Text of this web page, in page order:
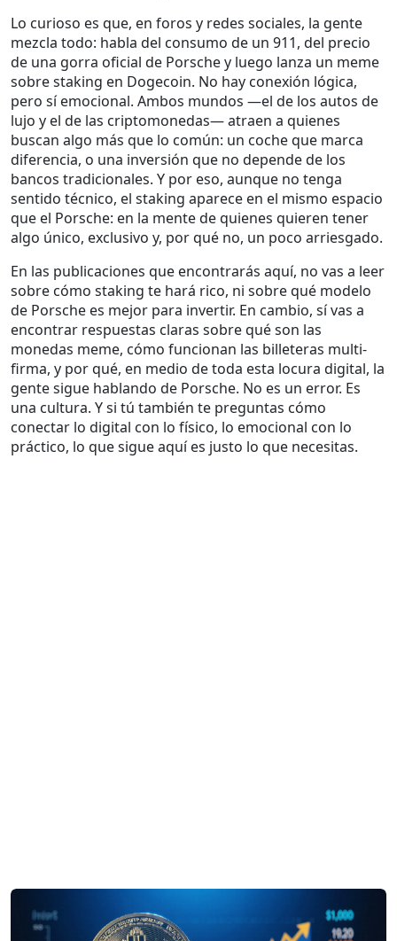
Lo curioso es que, en foros y redes sociales, la gente
mezcla todo: habla del consumo de un 911, del precio
de una gorra oficial de Porsche y luego lanza un meme
sobre staking en Dogecoin. No hay conexión lógica,
pero sí emocional. Ambos mundos —el de los autos de
lujo y el de las criptomonedas— atraen a quienes
buscan algo más que lo común: un coche que marca
diferencia, o una inversión que no depende de los
bancos tradicionales. Y por eso, aunque no tenga
sentido técnico, el staking aparece en el mismo espacio
que el Porsche: en la mente de quienes quieren tener
algo único, exclusivo y, por qué no, un poco arriesgado.
En las publicaciones que encontrarás aquí, no vas a leer
sobre cómo staking te hará rico, ni sobre qué modelo
de Porsche es mejor para invertir. En cambio, sí vas a
encontrar respuestas claras sobre qué son las
monedas meme, cómo funcionan las billeteras multi-
firma, y por qué, en medio de toda esta locura digital, la
gente sigue hablando de Porsche. No es un error. Es
una cultura. Y si tú también te preguntas cómo
conectar lo digital con lo físico, lo emocional con lo
práctico, lo que sigue aquí es justo lo que necesitas.